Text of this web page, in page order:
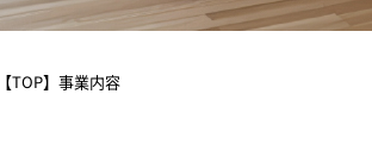
【TOP】事業内容